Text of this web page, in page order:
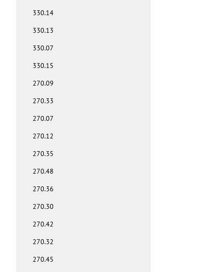
330.14
330.13
330.07
330.15
270.09
270.33
270.07
270.12
270.35
270.48
270.36
270.30
270.42
270.32
270.45